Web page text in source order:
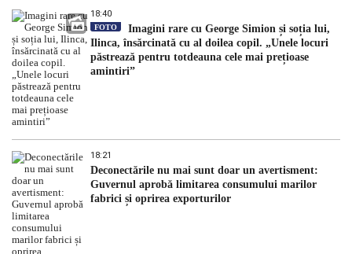
18:40
FOTO
Imagini rare cu George Simion și soția lui,
Ilinca, însărcinată cu al doilea copil. „Unele locuri
păstrează pentru totdeauna cele mai prețioase
amintiri”
18:21
Deconectările nu mai sunt doar un avertisment:
Guvernul aprobă limitarea consumului marilor
fabrici și oprirea exporturilor